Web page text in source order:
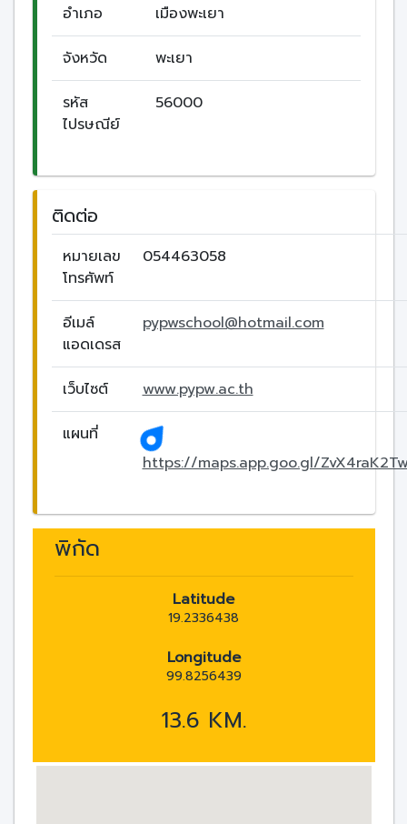
อำเภอ เมืองพะเยา
จังหวัด พะเยา
รหัส
ไปรษณีย์
56000
ติดต่อ
หมายเลข
โทรศัพท์
054463058
อีเมล์
แอดเดรส
pypwschool@hotmail.com
เว็บไซต์ www.pypw.ac.th
แผนที่
https://maps.app.goo.gl/
พิกัด
Latitude
19.2336438
Longitude
99.8256439
13.6 KM.